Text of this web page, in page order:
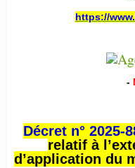
https://
-
Décret n° 2025-
relatif à
d’application du